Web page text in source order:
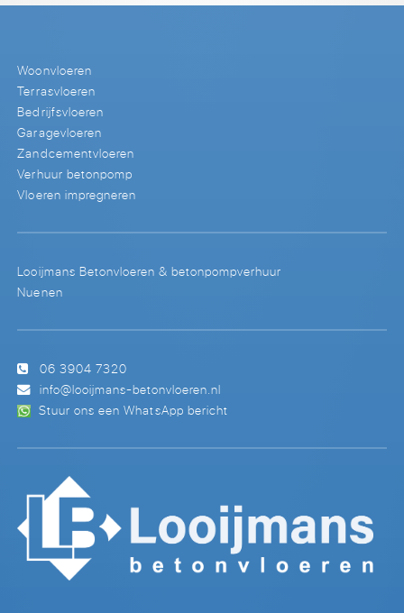
Woonvloeren
Terrasvloeren
Bedrijfsvloeren
Garagevloeren
Zandcementvloeren
Verhuur betonpomp
Vloeren impregneren
Looijmans Betonvloeren & betonpompverhuur
Nuenen
06 3904 7320
info@looijmans-betonvloeren.nl
Stuur ons een WhatsApp bericht